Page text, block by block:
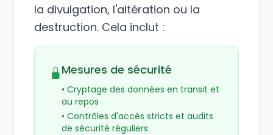
la divulgation, l'altération ou la
destruction. Cela inclut :
Mesures de sécurité
• Cryptage des données en transit et
au repos
• Contrôles d'accès stricts et audits
de sécurité réguliers